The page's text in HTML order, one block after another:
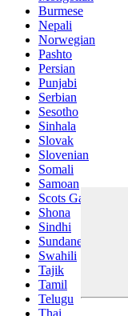
Burmese
Nepali
Norwegian
Pashto
Persian
Punjabi
Serbian
Sesotho
Sinhala
Slovak
Slovenian
Somali
Samoan
Scots Gaelic
Shona
Sindhi
Sundanese
Swahili
Tajik
Tamil
Telugu
Thai